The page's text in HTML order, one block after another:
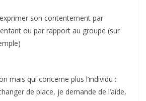
son contentement par
ou par rapport au groupe (sur
mais qui concerne plus l’individu :
de place, je demande de l’aide,